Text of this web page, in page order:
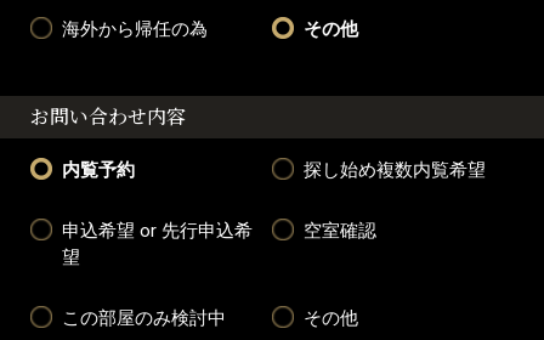
海外から帰任の為 その他
お問い合わせ内容
内覧予約 探し始め複数内覧希望
申込希望 or 先行申込希
望
空室確認
この部屋のみ検討中 その他